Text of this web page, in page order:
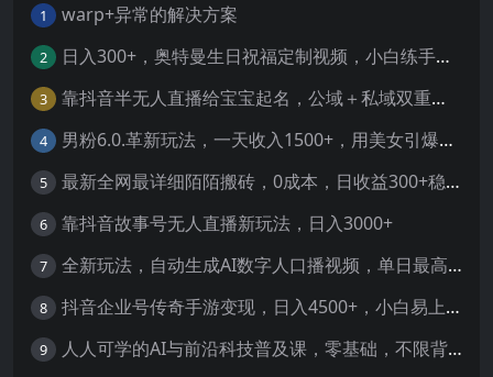
1 warp+异常的解决方案
2 日入300+，奥特曼生日祝福定制视频，小白练手项目-暖阳网
3 靠抖音半无人直播给宝宝起名，公域＋私域双重变现模式
4 男粉6.0.革新玩法，一天收入1500+，用美女引爆得物APP【揭秘】-暖阳网
5 最新全网最详细陌陌搬砖，0成本，日收益300+稳定收入【揭秘】
6 靠抖音故事号无人直播新玩法，日入3000+
7 全新玩法，自动生成AI数字人口播视频，单日最高3000+，能快速上手!-暖阳网
8 抖音企业号传奇手游变现，日入4500+，小白易上手
9 人人可学的AI与前沿科技普及课，零基础，不限背景通俗易懂，深入浅出-暖阳网